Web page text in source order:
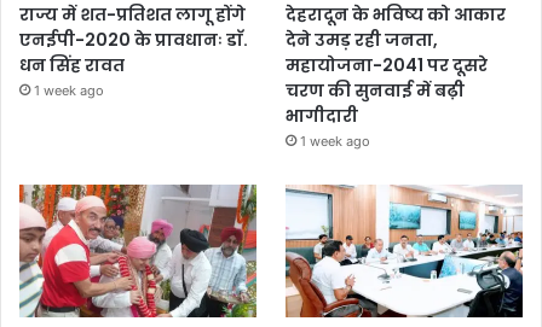
राज्य में शत-प्रतिशत लागू होंगे
एनईपी-2020 के प्रावधानः डाॅ.
धन सिंह रावत
1 week ago
देहरादून के भविष्य को आकार
देने उमड़ रही जनता,
महायोजना-2041 पर दूसरे
चरण की सुनवाई में बढ़ी
भागीदारी
1 week ago